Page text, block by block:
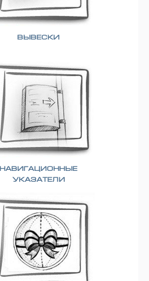
Вывески
Навигационные
указатели